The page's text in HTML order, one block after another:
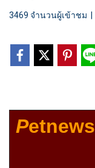
3469 จำนวนผู้เข้าชม
Petnews